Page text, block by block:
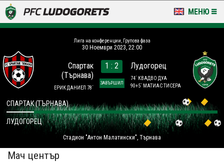
МЕНЮ
LUDOGORETS TV
НА ТЕРЕНА
СТАДИОН & БАЗИ
КЛУБ
ЗА ФЕНОВЕ
Лига на конференции, Групова фаза
30 Ноември 2023, 22:00
Спартак
(Търнава)
ЕРИК ДАНИЕЛ 78´
1 : 2
ЗАВЪРШИЛ
Лудогорец
74´ КВАДВО ДУА
90+5´ МАТИАС ТИСЕРА
Стадион "Антон Малатински", Търнава
СПАРТАК (ТЪРНАВА)
ЛУДОГОРЕЦ
Мач център